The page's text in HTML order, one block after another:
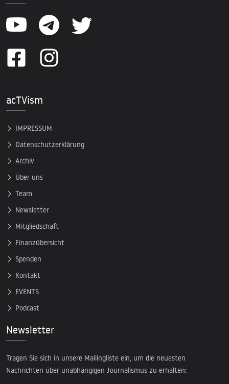
acTVism
IMPRESSUM
Datenschutzerklärung
Archiv
Über uns
Team
Newsletter
Mitgliedschaft
Finanzübersicht
Spenden
Kontakt
EVENTS
Podcast
Newsletter
Tragen Sie sich in unsere Mailingliste ein, um die neuesten
Nachrichten über unabhängigen Journalismus zu erhalten: